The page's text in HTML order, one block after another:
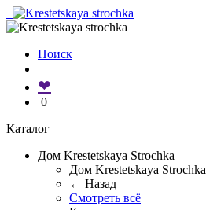
Поиск
❤
0
Каталог
Дом Krestetskaya Strochka
Дом Krestetskaya Strochka
← Назад
Смотреть всё